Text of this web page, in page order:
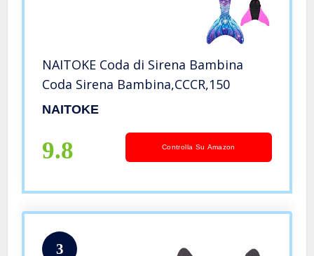
NAITOKE Coda di Sirena Bambina
Coda Sirena Bambina,CCCR,150
NAITOKE
9.8 Controlla Su Amazon
3